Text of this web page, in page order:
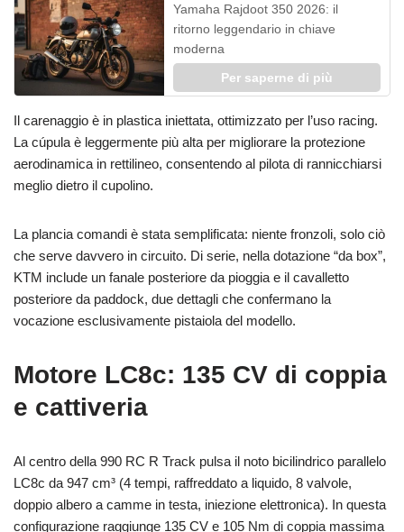
Yamaha Rajdoot 350 2026: il
ritorno leggendario in chiave
moderna
Per saperne di più
Il carenaggio è in plastica iniettata, ottimizzato per l’uso racing.
La cúpula è leggermente più alta per migliorare la protezione
aerodinamica in rettilineo, consentendo al pilota di rannicchiarsi
meglio dietro il cupolino.
La plancia comandi è stata semplificata: niente fronzoli, solo ciò
che serve davvero in circuito. Di serie, nella dotazione “da box”,
KTM include un fanale posteriore da pioggia e il cavalletto
posteriore da paddock, due dettagli che confermano la
vocazione esclusivamente pistaiola del modello.
Motore LC8c: 135 CV di coppia
e cattiveria
Al centro della 990 RC R Track pulsa il noto bicilindrico parallelo
LC8c da 947 cm³ (4 tempi, raffreddato a liquido, 8 valvole,
doppio albero a camme in testa, iniezione elettronica). In questa
configurazione raggiunge 135 CV e 105 Nm di coppia massima